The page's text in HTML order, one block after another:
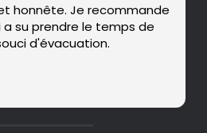
honnête. Je recommande
su prendre le temps de
d'évacuation.